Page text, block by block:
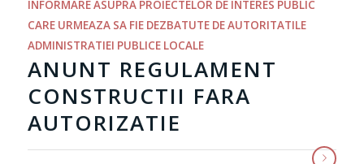
INFORMARE ASUPRA PROIECTELOR DE INTERES PUBLIC
CARE URMEAZA SA FIE DEZBATUTE DE AUTORITATILE
ADMINISTRATIEI PUBLICE LOCALE
ANUNT REGULAMENT
CONSTRUCTII FARA
AUTORIZATIE